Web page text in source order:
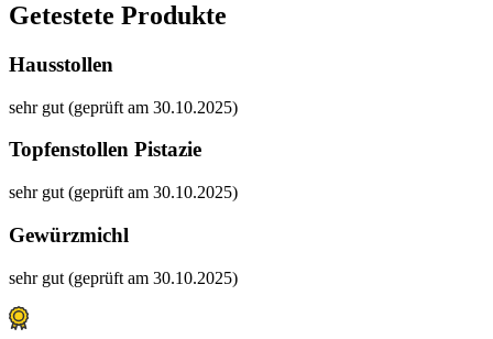
Getestete Produkte
Hausstollen
sehr gut (geprüft am 30.10.2025)
Topfenstollen Pistazie
sehr gut (geprüft am 30.10.2025)
Gewürzmichl
sehr gut (geprüft am 30.10.2025)